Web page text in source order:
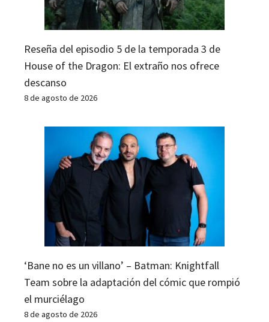
Reseña del episodio 5 de la temporada 3 de
House of the Dragon: El extraño nos ofrece
descanso
8 de agosto de 2026
‘Bane no es un villano’ – Batman: Knightfall
Team sobre la adaptación del cómic que rompió
el murciélago
8 de agosto de 2026